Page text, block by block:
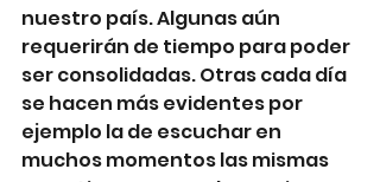
nuestro país. Algunas aún
requerirán de tiempo para poder
ser consolidadas. Otras cada día
se hacen más evidentes por
ejemplo la de escuchar en
muchos momentos las mismas